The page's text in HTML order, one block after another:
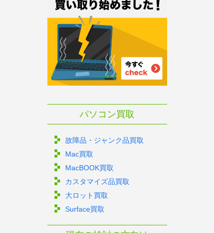
パソコン買取
故障品・ジャンク品買取
Mac買取
MacBOOK買取
カスタマイズ品買取
大ロット買取
Surface買取